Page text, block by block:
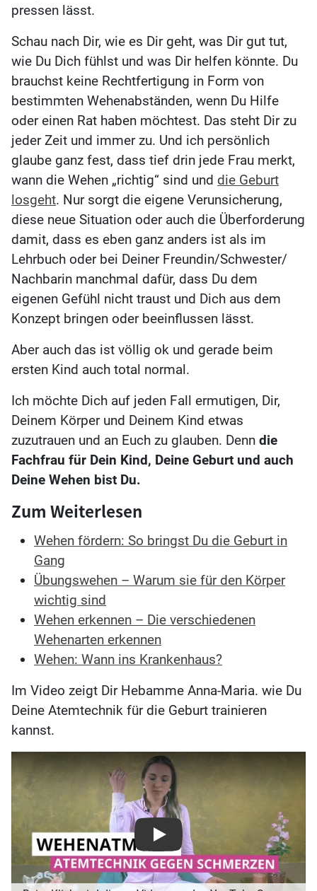
pressen lässt.
Schau nach Dir, wie es Dir geht, was Dir gut tut,
wie Du Dich fühlst und was Dir helfen könnte. Du
brauchst keine Rechtfertigung in Form von
bestimmten Wehenabständen, wenn Du Hilfe
oder einen Rat haben möchtest. Das steht Dir zu
jeder Zeit und immer zu. Und ich persönlich
glaube ganz fest, dass tief drin jede Frau merkt,
wann die Wehen „richtig“ sind und die Geburt
losgeht. Nur sorgt die eigene Verunsicherung,
diese neue Situation oder auch die Überforderung
damit, dass es eben ganz anders ist als im
Lehrbuch oder bei Deiner Freundin/Schwester/
Nachbarin manchmal dafür, dass Du dem
eigenen Gefühl nicht traust und Dich aus dem
Konzept bringen oder beeinflussen lässt.
Aber auch das ist völlig ok und gerade beim
ersten Kind auch total normal.
Ich möchte Dich auf jeden Fall ermutigen, Dir,
Deinem Körper und Deinem Kind etwas
zuzutrauen und an Euch zu glauben. Denn die
Fachfrau für Dein Kind, Deine Geburt und auch
Deine Wehen bist Du.
Zum Weiterlesen
Wehen fördern: So bringst Du die Geburt in
Gang
Übungswehen – Warum sie für den Körper
wichtig sind
Wehen erkennen – Die verschiedenen
Wehenarten erkennen
Wehen: Wann ins Krankenhaus?
Im Video zeigt Dir Hebamme Anna-Maria. wie Du
Deine Atemtechnik für die Geburt trainieren
kannst.
Play